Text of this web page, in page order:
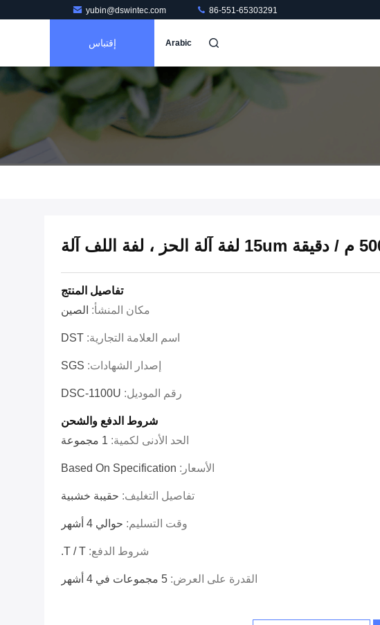
yubin@dswintec.com 86-551-65303291
Arabic إقتباس
تفاصيل المنتج
مكان المنشأ: الصين
اسم العلامة التجارية: DST
إصدار الشهادات: SGS
رقم الموديل: DSC-1100U
شروط الدفع والشحن
الحد الأدنى لكمية: 1 مجموعة
الأسعار: Based On Specification
تفاصيل التغليف: حقيبة خشبية
وقت التسليم: حوالي 4 أشهر
شروط الدفع: T / T.
القدرة على العرض: 5 مجموعات في 4 أشهر